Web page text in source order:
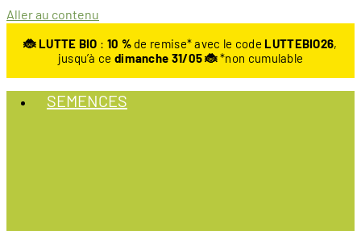
Aller au contenu
🐞 LUTTE BIO : 10 %de remise* avec le code LUTTEBIO26,
jusqu’à ce dimanche 31/05 🐞*non cumulable
SEMENCES